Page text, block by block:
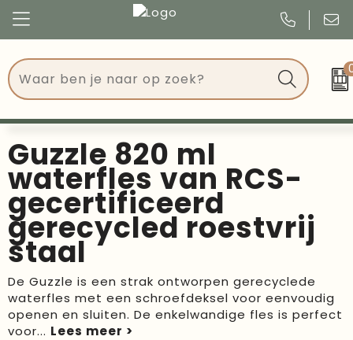
Tassen
Drinkwaren
Events
Give Aways
Geschenken
Kantoorartikelen
Congres
Events
Kerst
Verjaardagen
Voetbal, EK en WK
Guzzle 820 ml
waterfles van RCS-
gecertificeerd
gerecycled roestvrij
staal
De Guzzle is een strak ontworpen gerecyclede
waterfles met een schroefdeksel voor eenvoudig
openen en sluiten. De enkelwandige fles is perfect
voor...